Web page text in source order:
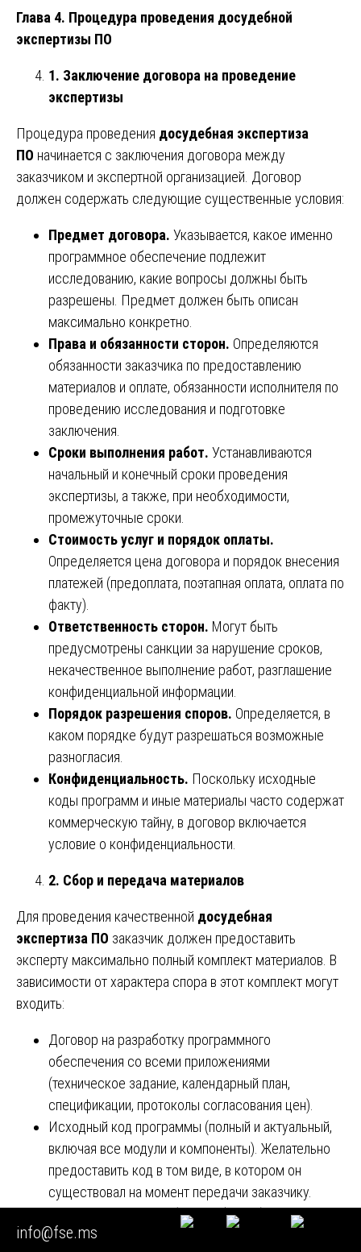
Глава 4. Процедура проведения досудебной
экспертизы ПО
1. Заключение договора на проведение
экспертизы
Процедура проведения досудебная экспертиза
ПО начинается с заключения договора между
заказчиком и экспертной организацией. Договор
должен содержать следующие существенные условия:
Предмет договора. Указывается, какое именно
программное обеспечение подлежит
исследованию, какие вопросы должны быть
разрешены. Предмет должен быть описан
максимально конкретно.
Права и обязанности сторон. Определяются
обязанности заказчика по предоставлению
материалов и оплате, обязанности исполнителя по
проведению исследования и подготовке
заключения.
Сроки выполнения работ. Устанавливаются
начальный и конечный сроки проведения
экспертизы, а также, при необходимости,
промежуточные сроки.
Стоимость услуг и порядок оплаты.
Определяется цена договора и порядок внесения
платежей (предоплата, поэтапная оплата, оплата по
факту).
Ответственность сторон. Могут быть
предусмотрены санкции за нарушение сроков,
некачественное выполнение работ, разглашение
конфиденциальной информации.
Порядок разрешения споров. Определяется, в
каком порядке будут разрешаться возможные
разногласия.
Конфиденциальность. Поскольку исходные
коды программ и иные материалы часто содержат
коммерческую тайну, в договор включается
условие о конфиденциальности.
2. Сбор и передача материалов
Для проведения качественной досудебная
экспертиза ПО заказчик должен предоставить
эксперту максимально полный комплект материалов. В
зависимости от характера спора в этот комплект могут
входить:
Договор на разработку программного
обеспечения со всеми приложениями
(техническое задание, календарный план,
спецификации, протоколы согласования цен).
Исходный код программы (полный и актуальный,
включая все модули и компоненты). Желательно
предоставить код в том виде, в котором он
существовал на момент передачи заказчику.
Исполняемые файлы (дистрибутивы) программы,
включая установочные файлы, конфигурационные
info@fse.ms